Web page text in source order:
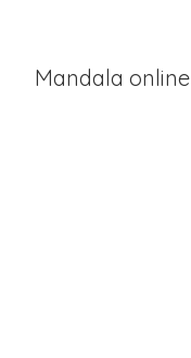
Mandala online